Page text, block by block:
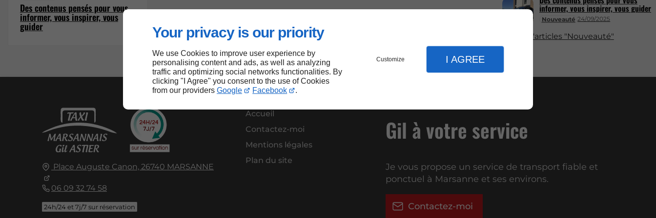
Your privacy is our priority
We use Cookies to improve user experience by
personalising content and ads, as well as analyzing
traffic and optimizing social networks functionalities. By
clicking "I Agree" you consent to the use of Cookies
from our providers Google Facebook .
Customize I AGREE
Nouveauté 24/09/2025
informer, vous inspirer, vous guider
Plus d'articles "Nouveauté"
Des contenus pensés pour vous
informer, vous inspirer, vous
guider
Place Auguste Canon, 26740 MARSANNE
06 09 32 74 58
24h/24 et 7j/7 sur réservation
Accueil
Contactez-moi
Mentions légales
Plan du site
Gil à votre service
Je vous propose un service de transport fiable et
ponctuel à Marsanne et ses environs.
Contactez-moi